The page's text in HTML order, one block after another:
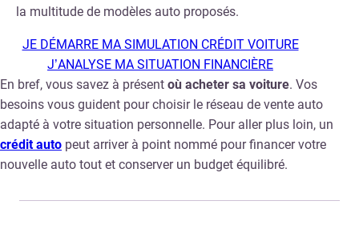
la multitude de modèles auto proposés.
JE DÉMARRE MA SIMULATION CRÉDIT VOITURE
J’ANALYSE MA SITUATION FINANCIÈRE
En bref, vous savez à présent où acheter sa voiture. Vos
besoins vous guident pour choisir le réseau de vente auto
adapté à votre situation personnelle. Pour aller plus loin, un
crédit auto peut arriver à point nommé pour financer votre
nouvelle auto tout et conserver un budget équilibré.